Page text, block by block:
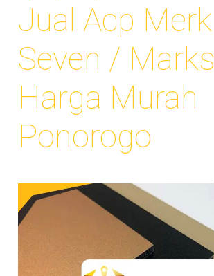
Jual Acp Merk
Seven / Marks
Harga Murah
Ponorogo